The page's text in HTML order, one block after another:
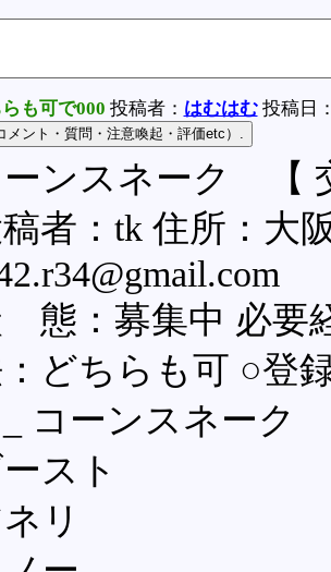
も可で000 投稿者： はむはむ投稿日
ーンスネーク 【
者：tk 住所：大
態：募集中 必要
どちらも可 ○登
コーンスネーク
スト
リ